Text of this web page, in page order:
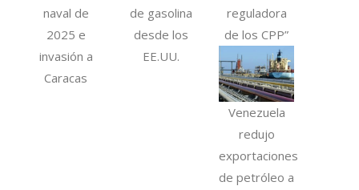
naval de
2025 e
invasión a
Caracas
de gasolina
desde los
EE.UU.
reguladora
de los CPP”
Venezuela
redujo
exportaciones
de petróleo a